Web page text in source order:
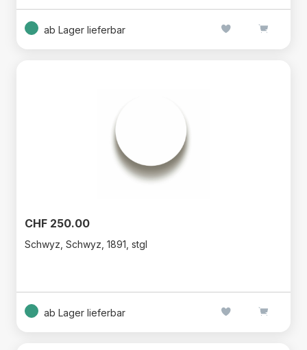
ab Lager lieferbar
CHF 250.00
Schwyz, Schwyz, 1891, stgl
ab Lager lieferbar